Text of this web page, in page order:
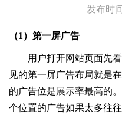
发布时
（1）第一屏广告
用户打开网站页面先
见的第一屏广告布局就是
的广告位是展示率最高的
个位置的广告如果太多往